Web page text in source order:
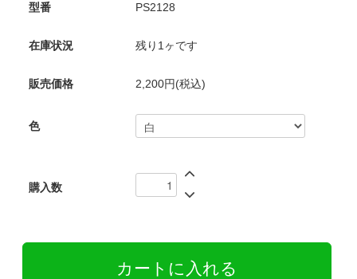
型番 PS2128
在庫状況 残り1ヶです
販売価格 2,200円(税込)
色
購入数